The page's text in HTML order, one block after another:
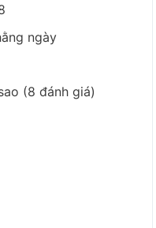
ngày
(8 đánh giá)